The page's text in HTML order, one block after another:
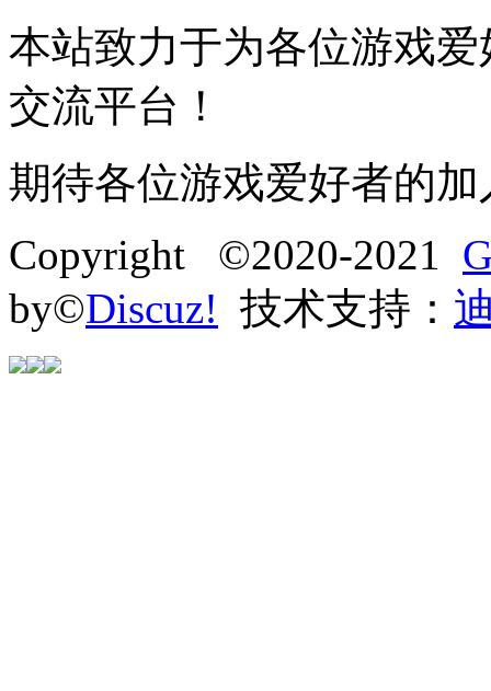
本站致力于为各位游戏
交流平台！
期待各位游戏爱好者的加
Copyright ©2020-2021
by©Discuz! 技术支持：